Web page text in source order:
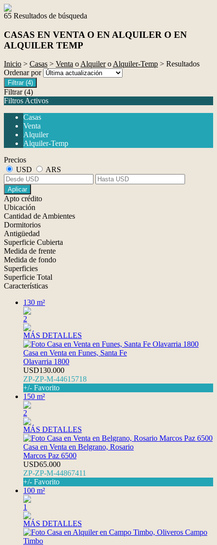
65 Resultados de búsqueda
CASAS EN VENTA O EN ALQUILER O EN
ALQUILER TEMP
Inicio > Casas > Venta oAlquileroAlquiler-Temp > Resultados
Ordenar por
Filtrar (4)
Filtrar (4)
Filtros Activos
Casas
Venta
Alquiler
Alquiler-Temp
Precios
USD
ARS
Aplicar
Apto crédito
Ubicación
Cantidad de Ambientes
Dormitorios
Antigüedad
Superficie Cubierta
Medida de frente
Medida de fondo
Superficies
Superficie Total
Características
130 m²
2
MÁS DETALLES
Casa en Venta en Funes, Santa Fe
Olavarria 1800
USD130.000
ZP-ZP-M-44615718
+/- Favorito
150 m²
2
MÁS DETALLES
Casa en Venta en Belgrano, Rosario
Marcos Paz 6500
USD65.000
ZP-ZP-M-44867411
+/- Favorito
100 m²
1
MÁS DETALLES